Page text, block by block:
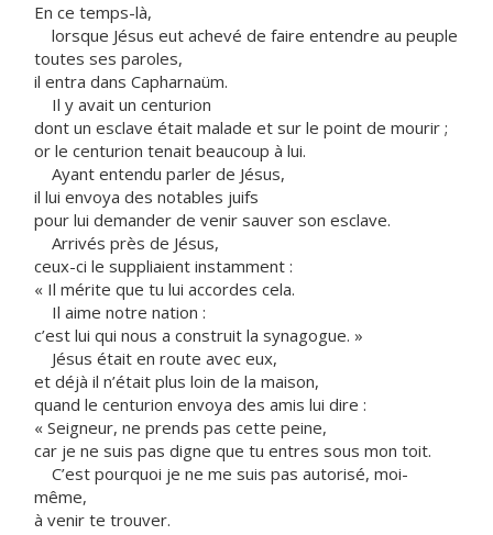
En ce temps-là,
lorsque Jésus eut achevé de faire entendre au peuple
toutes ses paroles,
il entra dans Capharnaüm.
Il y avait un centurion
dont un esclave était malade et sur le point de mourir ;
or le centurion tenait beaucoup à lui.
Ayant entendu parler de Jésus,
il lui envoya des notables juifs
pour lui demander de venir sauver son esclave.
Arrivés près de Jésus,
ceux-ci le suppliaient instamment :
« Il mérite que tu lui accordes cela.
Il aime notre nation :
c’est lui qui nous a construit la synagogue. »
Jésus était en route avec eux,
et déjà il n’était plus loin de la maison,
quand le centurion envoya des amis lui dire :
« Seigneur, ne prends pas cette peine,
car je ne suis pas digne que tu entres sous mon toit.
C’est pourquoi je ne me suis pas autorisé, moi-
même,
à venir te trouver.